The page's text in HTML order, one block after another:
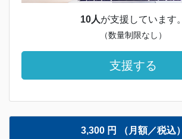
10人が支援しています。
（数量制限なし）
支援する
3,300 円 （月額／税込）